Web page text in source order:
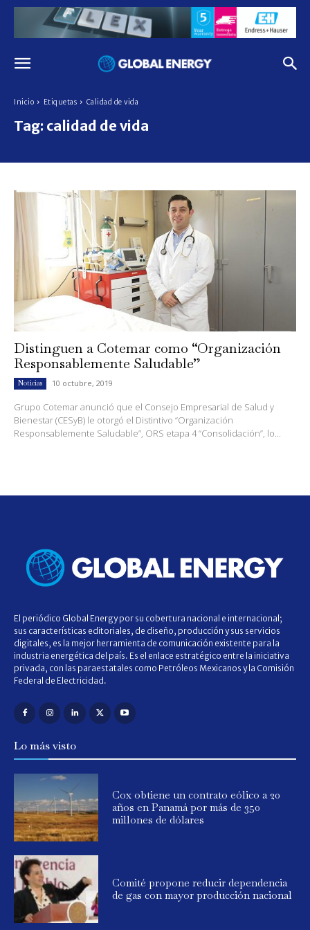
Inicio Etiquetas Calidad de vida
Tag: calidad de vida
Distinguen a Cotemar como “Organización
Responsablemente Saludable”
Noticias 10 octubre, 2019
Grupo Cotemar anunció que el Consejo Empresarial de Salud y
Bienestar (CESyB) le otorgó el Distintivo “Organización
Responsablemente Saludable”, ORS etapa 4 “Consolidación”, lo...
El periódico Global Energy por su cobertura nacional e internacional;
sus características editoriales, de diseño, producción y sus servicios
digitales, es la mejor herramienta de comunicación existente para la
industria energética del país. Es el enlace estratégico entre la iniciativa
privada, con las paraestatales como Petróleos Mexicanos y la Comisión
Federal de Electricidad.
Lo más visto
Cox obtiene un contrato eólico a 20
años en Panamá por más de 350
millones de dólares
Comité propone reducir dependencia
de gas con mayor producción nacional